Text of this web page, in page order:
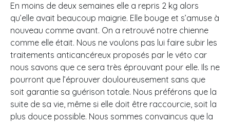
En moins de deux semaines elle a repris 2 kg alors
qu’elle avait beaucoup maigrie. Elle bouge et s’amuse à
nouveau comme avant. On a retrouvé notre chienne
comme elle était. Nous ne voulons pas lui faire subir les
traitements anticancéreux proposés par le véto car
nous savons que ce sera très éprouvant pour elle. Ils ne
pourront que l’éprouver douloureusement sans que
soit garantie sa guérison totale. Nous préférons que la
suite de sa vie, même si elle doit être raccourcie, soit la
plus douce possible. Nous sommes convaincus que la